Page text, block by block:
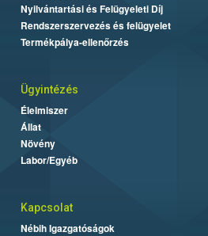
Nyilvántartási és Felügyeleti Díj
Rendszerszervezés és felügyelet
Termékpálya-ellenőrzés
Ügyintézés
Élelmiszer
Állat
Növény
Labor/Egyéb
Kapcsolat
Nébih Igazgatóságok